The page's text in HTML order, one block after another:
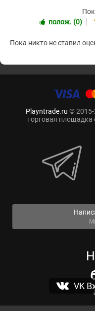
полож. (0)
Пока никто не ставил
Playntrade.ru © 2015-
торговая площадка
VK